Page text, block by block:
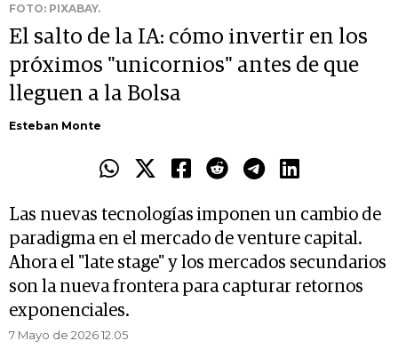
FOTO: PIXABAY.
El salto de la IA: cómo invertir en los
próximos "unicornios" antes de que
lleguen a la Bolsa
Esteban Monte
Las nuevas tecnologías imponen un cambio de
paradigma en el mercado de venture capital.
Ahora el "late stage" y los mercados secundarios
son la nueva frontera para capturar retornos
exponenciales.
7 Mayo de 2026 12.05